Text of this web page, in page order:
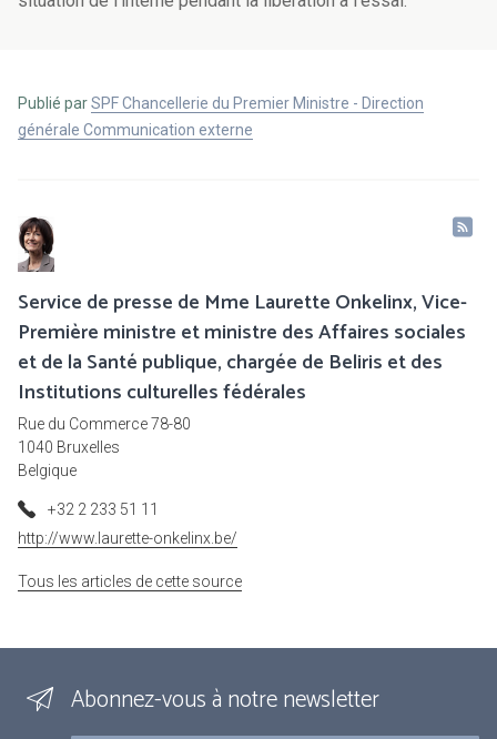
Publié parSPF Chancellerie du Premier Ministre - Direction
générale Communication externe
Service de presse de Mme Laurette Onkelinx, Vice-
Première ministre et ministre des Affaires sociales
et de la Santé publique, chargée de Beliris et des
Institutions culturelles fédérales
Rue du Commerce 78-80
1040 Bruxelles
Belgique
+32 2 233 51 11
http://www.laurette-onkelinx.be/
Tous les articles de cette source
Abonnez-vous à notre newsletter